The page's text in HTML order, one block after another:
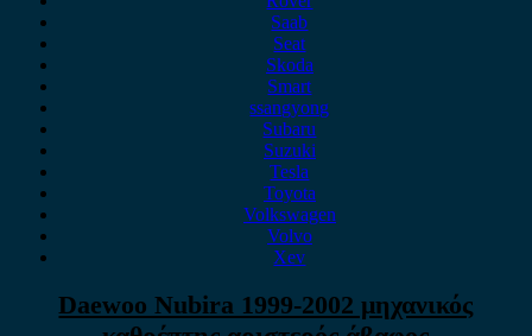
Saab
Seat
Skoda
Smart
ssangyong
Subaru
Suzuki
Tesla
Toyota
Volkswagen
Volvo
Xev
Daewoo Nubira 1999-2002 μηχανικός